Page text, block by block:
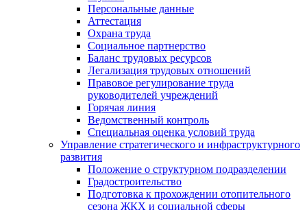
Персональные данные
Аттестация
Охрана труда
Социальное партнерство
Баланс трудовых ресурсов
Легализация трудовых отношений
Правовое регулирование труда
руководителей учреждений
Горячая линия
Ведомственный контроль
Специальная оценка условий труда
Управление стратегического и инфраструктурного
развития
Положение о структурном подразделении
Градостроительство
Подготовка к прохождении отопительного
сезона ЖКХ и социальной сферы